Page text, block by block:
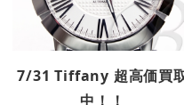
7/31 Tiffany 超高価買
中！！